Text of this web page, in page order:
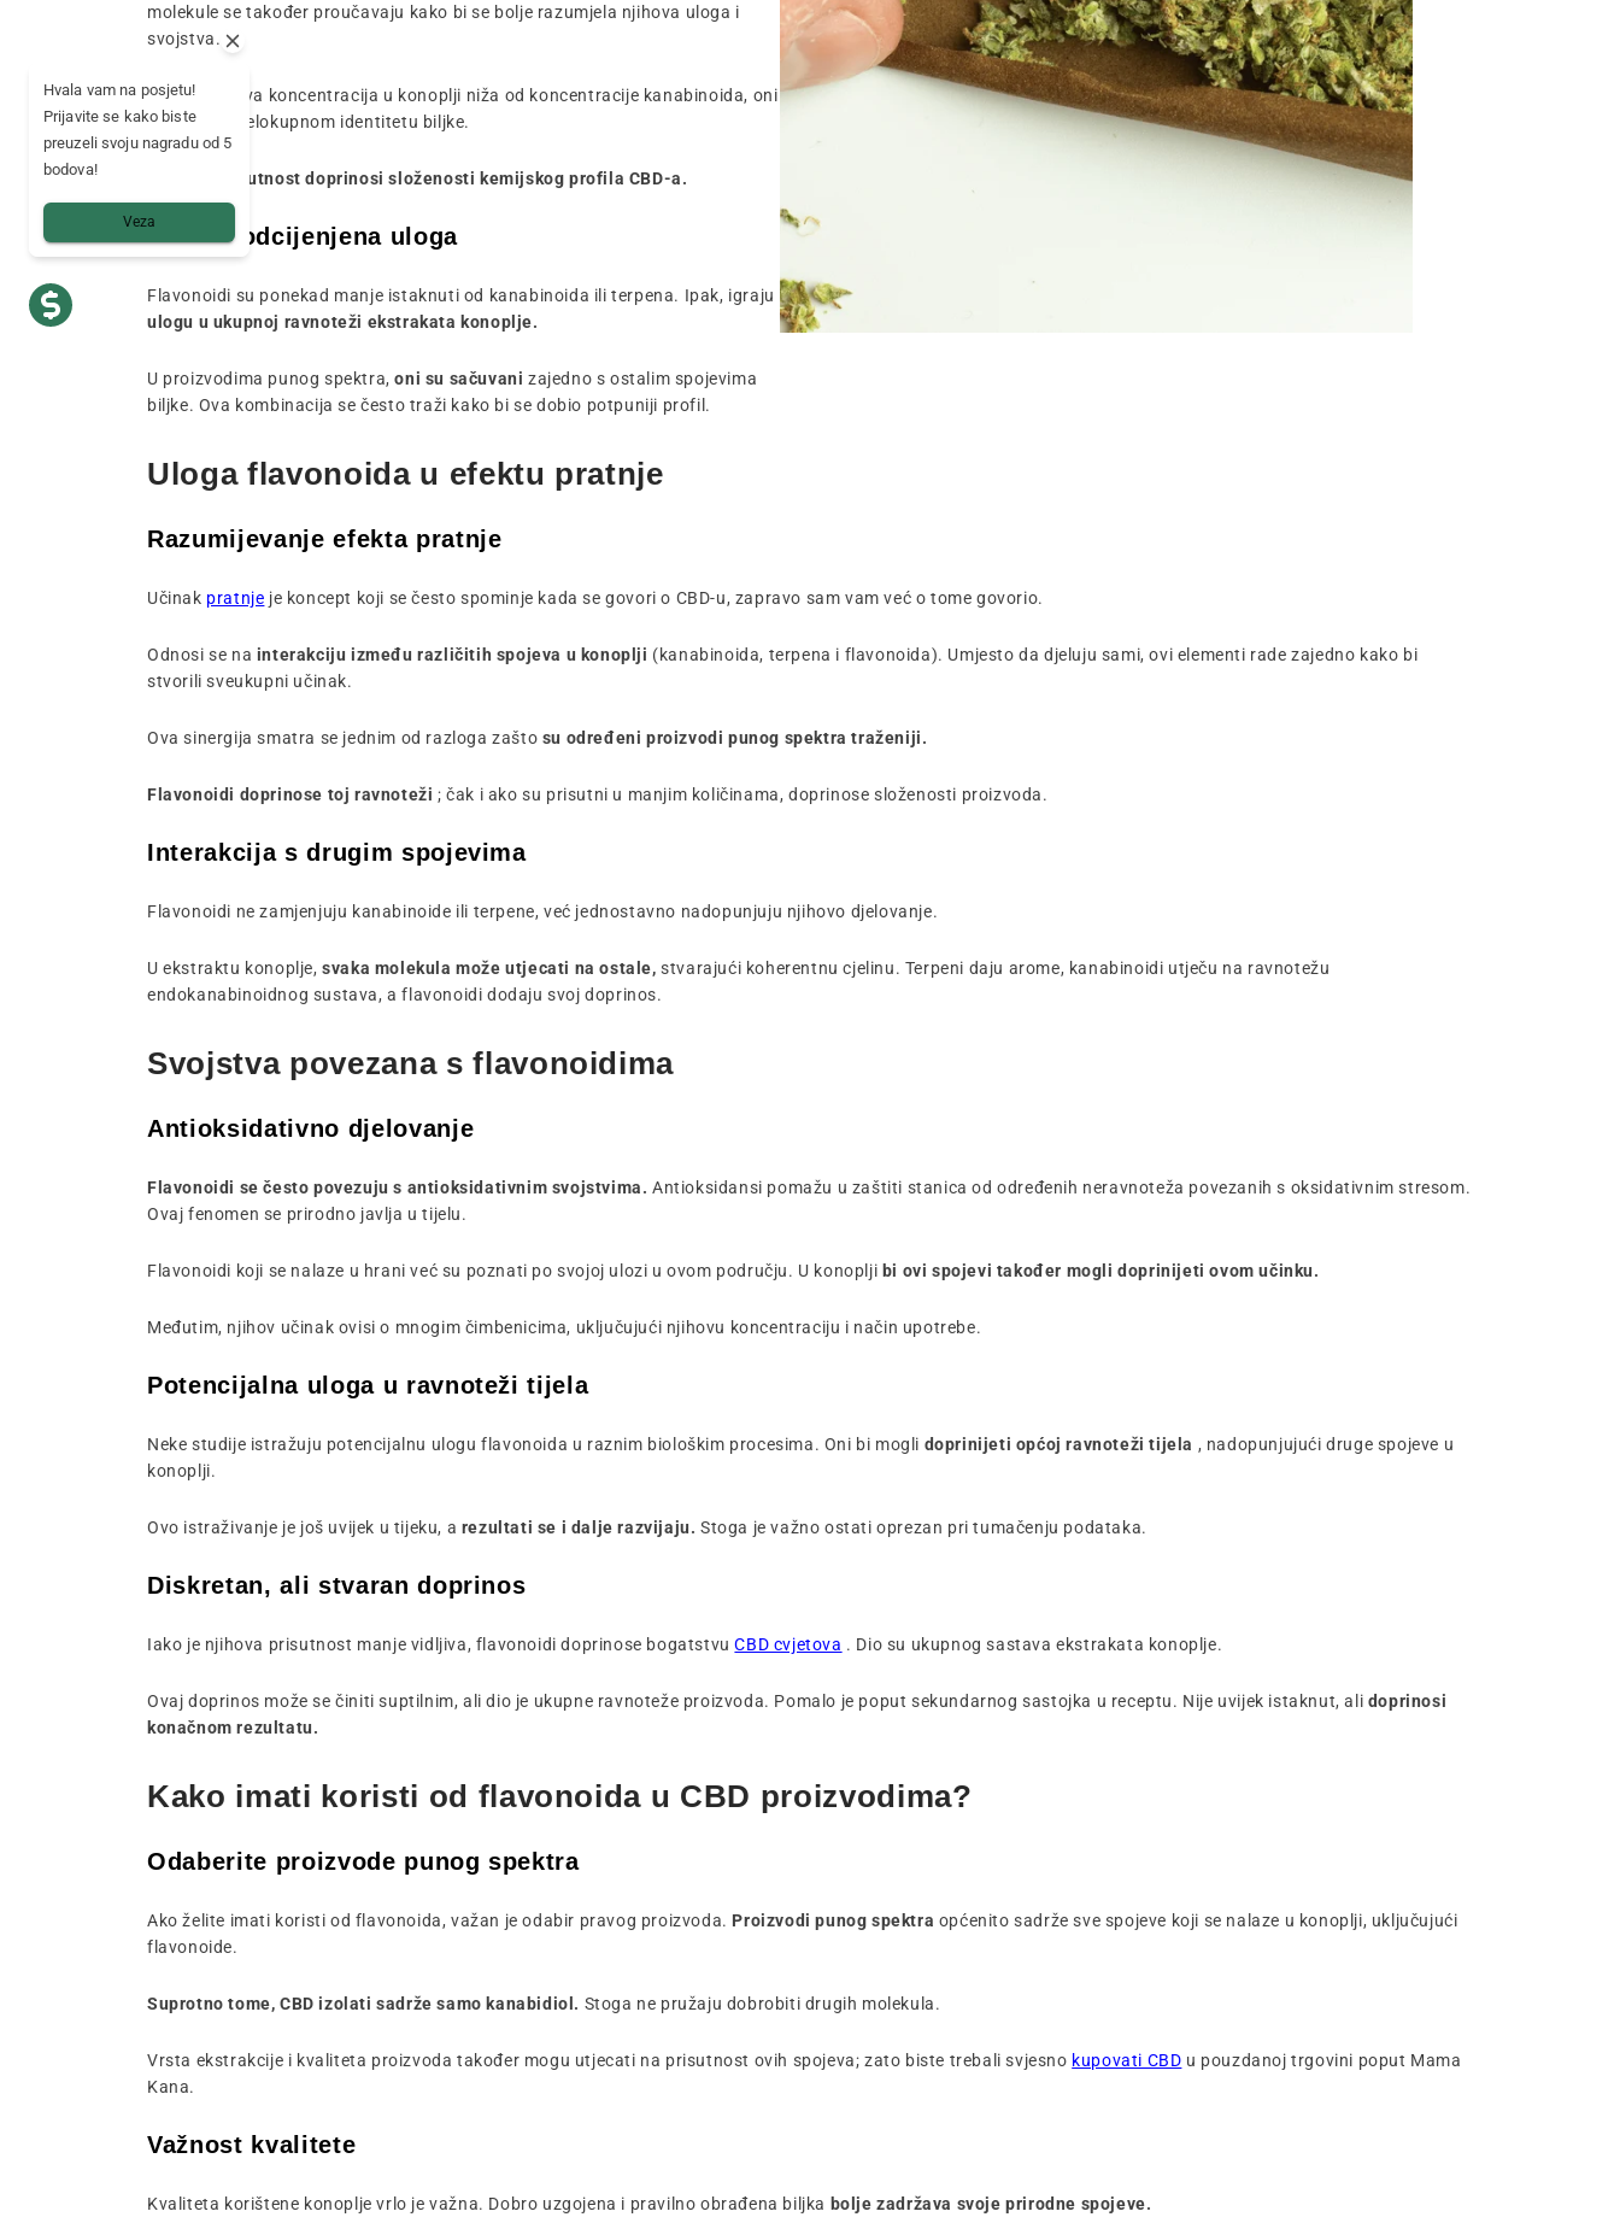
molekule se također proučavaju kako bi se bolje razumjela njihova uloga i
svojstva.
Iako je njihova koncentracija u konoplji niža od koncentracije kanabinoida, oni
doprinose cjelokupnom identitetu biljke.
Njihova prisutnost doprinosi složenosti kemijskog profila CBD-a.
Često podcijenjena uloga
Flavonoidi su ponekad manje istaknuti od kanabinoida ili terpena. Ipak, igraju
ulogu u ukupnoj ravnoteži ekstrakata konoplje.
U proizvodima punog spektra, oni su sačuvani zajedno s ostalim spojevima
biljke. Ova kombinacija se često traži kako bi se dobio potpuniji profil.
Uloga flavonoida u efektu pratnje
Razumijevanje efekta pratnje
Učinak pratnje je koncept koji se često spominje kada se govori o CBD-u, zapravo sam vam već o tome govorio.
Odnosi se na interakciju između različitih spojeva u konoplji (kanabinoida, terpena i flavonoida). Umjesto da djeluju sami, ovi elementi rade zajedno kako bi
stvorili sveukupni učinak.
Ova sinergija smatra se jednim od razloga zašto su određeni proizvodi punog spektra traženiji.
Flavonoidi doprinose toj ravnoteži ; čak i ako su prisutni u manjim količinama, doprinose složenosti proizvoda.
Interakcija s drugim spojevima
Flavonoidi ne zamjenjuju kanabinoide ili terpene, već jednostavno nadopunjuju njihovo djelovanje.
U ekstraktu konoplje, svaka molekula može utjecati na ostale, stvarajući koherentnu cjelinu. Terpeni daju arome, kanabinoidi utječu na ravnotežu
endokanabinoidnog sustava, a flavonoidi dodaju svoj doprinos.
Svojstva povezana s flavonoidima
Antioksidativno djelovanje
Flavonoidi se često povezuju s antioksidativnim svojstvima. Antioksidansi pomažu u zaštiti stanica od određenih neravnoteža povezanih s oksidativnim stresom.
Ovaj fenomen se prirodno javlja u tijelu.
Flavonoidi koji se nalaze u hrani već su poznati po svojoj ulozi u ovom području. U konoplji bi ovi spojevi također mogli doprinijeti ovom učinku.
Međutim, njihov učinak ovisi o mnogim čimbenicima, uključujući njihovu koncentraciju i način upotrebe.
Potencijalna uloga u ravnoteži tijela
Neke studije istražuju potencijalnu ulogu flavonoida u raznim biološkim procesima. Oni bi mogli doprinijeti općoj ravnoteži tijela , nadopunjujući druge spojeve u
konoplji.
Ovo istraživanje je još uvijek u tijeku, a rezultati se i dalje razvijaju. Stoga je važno ostati oprezan pri tumačenju podataka.
Diskretan, ali stvaran doprinos
Iako je njihova prisutnost manje vidljiva, flavonoidi doprinose bogatstvu CBD cvjetova . Dio su ukupnog sastava ekstrakata konoplje.
Ovaj doprinos može se činiti suptilnim, ali dio je ukupne ravnoteže proizvoda. Pomalo je poput sekundarnog sastojka u receptu. Nije uvijek istaknut, ali doprinosi
konačnom rezultatu.
Kako imati koristi od flavonoida u CBD proizvodima?
Odaberite proizvode punog spektra
Ako želite imati koristi od flavonoida, važan je odabir pravog proizvoda. Proizvodi punog spektra općenito sadrže sve spojeve koji se nalaze u konoplji, uključujući
flavonoide.
Suprotno tome, CBD izolati sadrže samo kanabidiol. Stoga ne pružaju dobrobiti drugih molekula.
Vrsta ekstrakcije i kvaliteta proizvoda također mogu utjecati na prisutnost ovih spojeva; zato biste trebali svjesno kupovati CBD u pouzdanoj trgovini poput Mama
Kana.
Važnost kvalitete
Kvaliteta korištene konoplje vrlo je važna. Dobro uzgojena i pravilno obrađena biljka bolje zadržava svoje prirodne spojeve.
Hvala vam na posjetu!
Prijavite se kako biste
preuzeli svoju nagradu od 5
bodova!
Veza